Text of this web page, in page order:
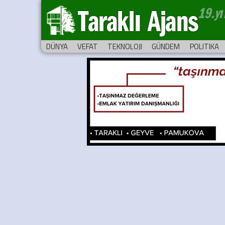
Taraklı Ajans
DÜNYA VEFAT TEKNOLOJI GÜNDEM POLITIKA